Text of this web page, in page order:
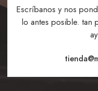
Escríbanos y nos
lo antes posible. tan